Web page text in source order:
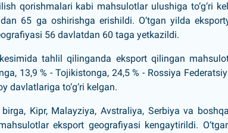
qorishmalari kabi mahsulotlar ulushiga to‘g‘ri
65 ga oshirishga erishildi. O‘tgan yilda
56 davlatdan 60 taga yetkazildi.
tahlil qilinganda eksport qilingan
13,9 % - Tojikistonga, 24,5 % - Rossiya
davlatlariga to‘g‘ri kelgan.
Kipr, Malayziya, Avstraliya, Serbiya va
eksport geografiyasi kengaytirildi.